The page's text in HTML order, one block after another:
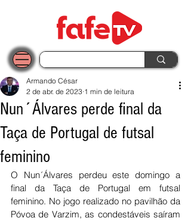
Nun´Álvares perde final da
Taça de Portugal de futsal
feminino
Armando César
2 de abr. de 2023 1 min de leitura
O Nun´Álvares perdeu este domingo a
final da Taça de Portugal em futsal
feminino. No jogo realizado no pavilhão da
Póvoa de Varzim, as condestáveis saíram